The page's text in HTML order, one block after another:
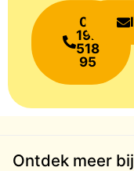
06
192
518
95
Ontdek meer